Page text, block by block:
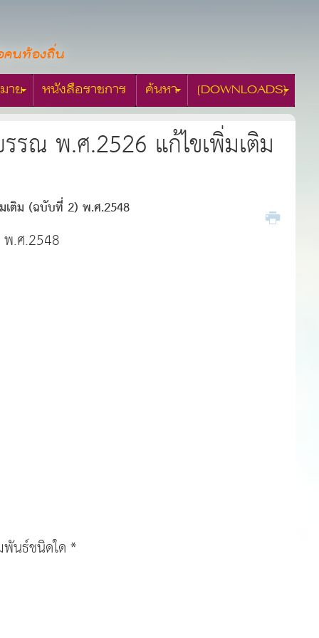
คนท้องถิ่น
าย หนังสือราชการ ค้นหา [DOWNLOADS]
ณ พ.ศ.2526 แก้ไขเพิ่มเติม
เติม (ฉบับที่ 2) พ.ศ.2548
.ศ.2548
พันธ์ชนิดใด *